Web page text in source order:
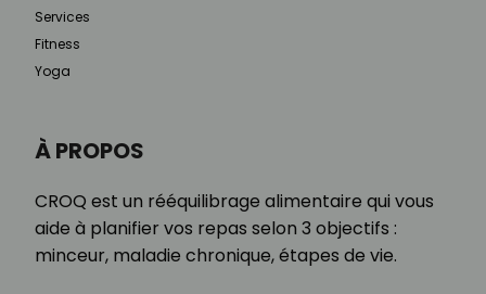
À PROPOS
CROQ est un rééquilibrage alimentaire qui vous
aide à planifier vos repas selon 3 objectifs :
minceur, maladie chronique, étapes de vie.
Services
Fitness
Yoga